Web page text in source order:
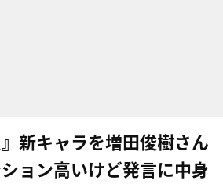
新キャラを増田俊樹さん
ョン高いけど発言に中身